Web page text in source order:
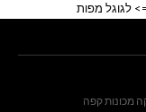
לגוגל מפות
מכונות קפה